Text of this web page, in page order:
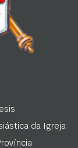
da Igreja